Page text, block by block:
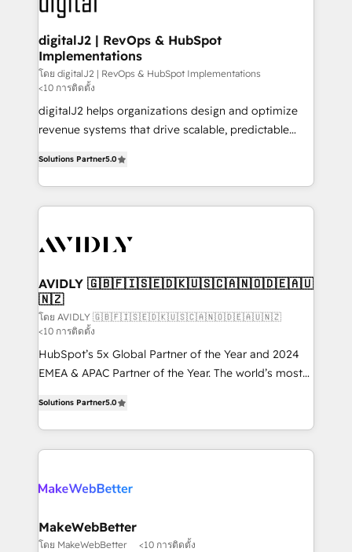
learn more!
customers).
digitalJ2 | RevOps & HubSpot
Implementations
โดย digitalJ2 | RevOps & HubSpot Implementations
<10 การติดตั้ง
digitalJ2 helps organizations design and optimize
revenue systems that drive scalable, predictable
Partner, we specialize in both strategic RevOps
planning and hands-on technical execution - building
the operational foundation companies need to
Healthcare - Financial Services - Managed IT (MSP) -
we help: ✔️ Full HubSpot implementations and portal
optimization ✔️ Data migrations, CRM architecture,
and reporting foundations ✔️ Custom integrations
and workflow automation ✔️ User adoption
programs, training, and enablement Through project-
based engagements and ongoing RevOps
improvements at the right time so operations
evolve strategically and sustainably as the business
Solutions Partner5.0
AVIDLY 🇬🇧🇫🇮🇸🇪🇩🇰🇺🇸🇨🇦🇳🇴🇩🇪🇦🇺
🇳🇿
โดย AVIDLY 🇬🇧🇫🇮🇸🇪🇩🇰🇺🇸🇨🇦🇳🇴🇩🇪🇦🇺🇳🇿
<10 การติดตั้ง
HubSpot’s 5x Global Partner of the Year and 2024
EMEA & APAC Partner of the Year. The world’s most
and 370+ specialists across EMEA, APAC and NAM,
we de-risk complex CRM programmes and
multi-region migrations to AI-powered automation,
scale. 🏆 HubSpot’s CEO called us “the partner of the
future.” Others agree it is proof of trust built through
Solutions Partner5.0
MakeWebBetter
โดย MakeWebBetter <10 การติดตั้ง